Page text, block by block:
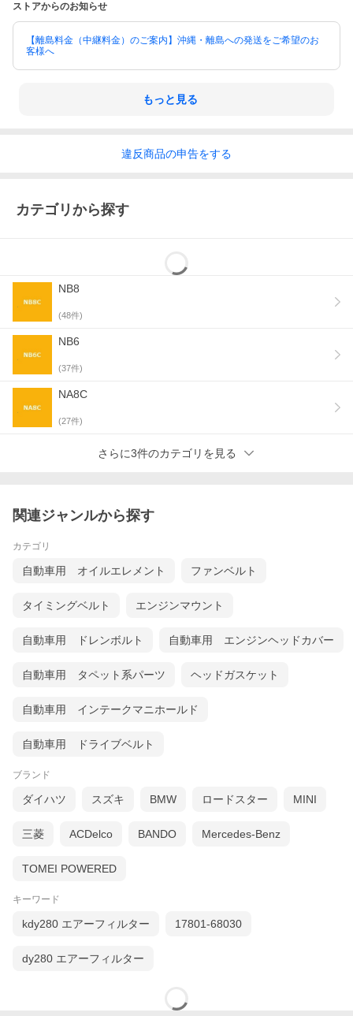
ストアからのお知らせ
【離島料金（中継料金）のご案内】沖縄・離島への発送をご希望のお
客様へ
もっと見る
違反商品の申告をする
カテゴリから探す
NB8
(48件)
NB6
(37件)
NA8C
(27件)
さらに3件のカテゴリを見る
関連ジャンルから探す
カテゴリ
自動車用 オイルエレメント ファンベルト
タイミングベルト エンジンマウント
自動車用 ドレンボルト 自動車用 エンジンヘッドカバー
自動車用 タペット系パーツ ヘッドガスケット
自動車用 インテークマニホールド
自動車用 ドライブベルト
ブランド
ダイハツ スズキ BMW ロードスター MINI
三菱 ACDelco BANDO Mercedes-Benz
TOMEI POWERED
キーワード
kdy280 エアーフィルター 17801-68030
dy280 エアーフィルター